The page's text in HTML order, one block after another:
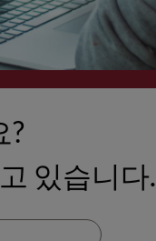
?
있습니다.